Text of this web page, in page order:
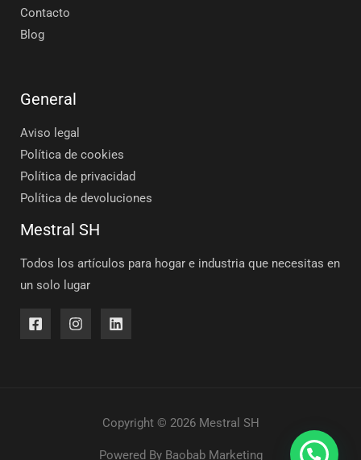
Contacto
Blog
General
Aviso legal
Política de cookies
Política de privacidad
Política de devoluciones
Mestral SH
Todos los artículos para hogar e industria que necesitas en
un solo lugar
Copyright © 2026 Mestral SH
Powered By Baobab Marketing